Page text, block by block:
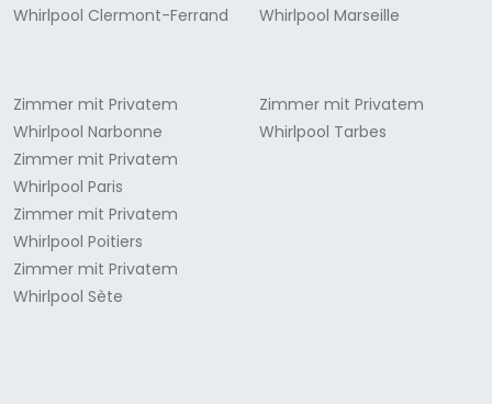
Whirlpool Clermont-Ferrand
Whirlpool Marseille
Zimmer mit Privatem
Whirlpool Narbonne
Zimmer mit Privatem
Whirlpool Paris
Zimmer mit Privatem
Whirlpool Poitiers
Zimmer mit Privatem
Whirlpool Sète
Zimmer mit Privatem
Whirlpool Tarbes